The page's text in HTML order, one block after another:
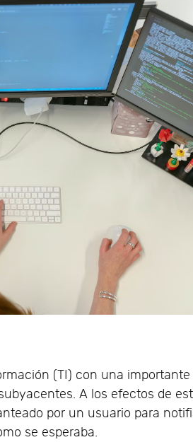
(TI) con una
A los efectos de
por un usuario para
se esperaba.